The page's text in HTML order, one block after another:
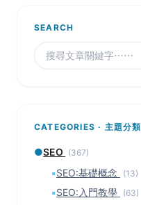
SEARCH
CATEGORIES · 主題分類
●SEO (367)
▪SEO:基礎概念 (13)
▪SEO:入門教學 (63)